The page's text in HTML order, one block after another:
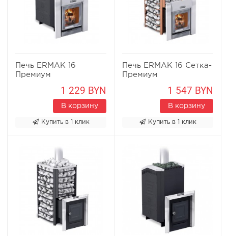
Печь ERMAK 16
Премиум
1 229 BYN
В корзину
Купить в 1 клик
Печь ERMAK 16 Сетка-
Премиум
1 547 BYN
В корзину
Купить в 1 клик